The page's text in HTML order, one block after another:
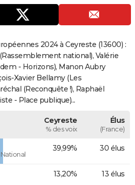
2024 à Ceyreste (13600) :
national), Valérie
- Horizons), Manon Aubry
Xavier Bellamy (Les
(Reconquête !), Raphaël
- Place publique)...
Ceyreste
% des voix
Élus
(France)
39,99% 30 élus
13,20% 13 élus